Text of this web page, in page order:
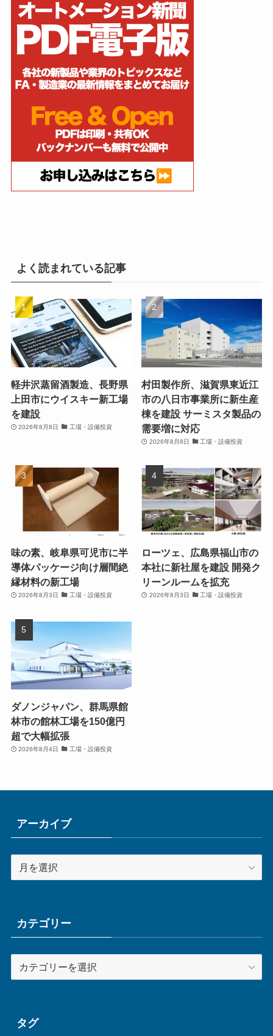
よく読まれている記事
軽井沢蒸留酒製造、長野県
上田市にウイスキー新工場
を建設
2026年8月8日 工場・設備投資
村田製作所、滋賀県東近江
市の八日市事業所に新生産
棟を建設 サーミスタ製品の
需要増に対応
2026年8月8日 工場・設備投資
味の素、岐阜県可児市に半
導体パッケージ向け層間絶
縁材料の新工場
2026年8月3日 工場・設備投資
ローツェ、広島県福山市の
本社に新社屋を建設 開発ク
リーンルームを拡充
2026年8月3日 工場・設備投資
ダノンジャパン、群馬県館
林市の館林工場を150億円
超で大幅拡張
2026年8月4日 工場・設備投資
アーカイブ
ー
ブカテゴリー
テ
ータグ